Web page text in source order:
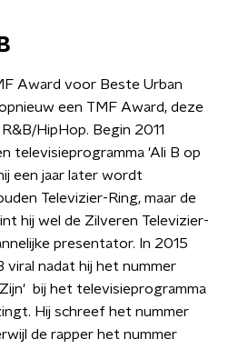
Award voor Beste Urban
een TMF Award, deze
HipHop. Begin 2011
televisieprogramma 'Ali B op
een jaar later wordt
Televizier-Ring, maar de
hij wel de Zilveren Televizier-
presentator. In 2015
viral nadat hij het nummer
bij het televisieprogramma
Hij schreef het nummer
de rapper het nummer